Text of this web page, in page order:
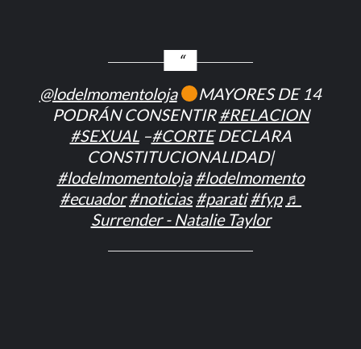
@lodelmomentoloja
MAYORES DE 14
PODRÁN CONSENTIR#RELACION
#SEXUAL–#CORTEDECLARA
CONSTITUCIONALIDAD|
#lodelmomentoloja #lodelmomento
#ecuador #noticias #parati #fyp ♬
Surrender - Natalie Taylor